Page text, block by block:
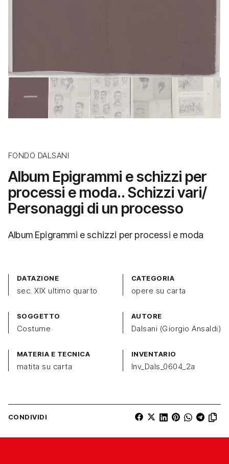
FONDO DALSANI
Album Epigrammi e schizzi per
processi e moda.. Schizzi vari/
Personaggi di un processo
Album Epigrammi e schizzi per processi e moda
DATAZIONE
sec. XIX ultimo quarto
CATEGORIA
opere su carta
SOGGETTO
Costume
AUTORE
Dalsani (Giorgio Ansaldi)
MATERIA E TECNICA
matita su carta
INVENTARIO
Inv_Dals_0604_2a
CONDIVIDI